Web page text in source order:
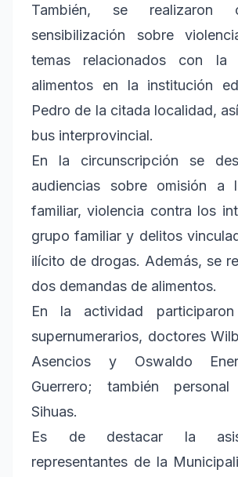
También, se realizaron
sensibilización sobre
temas relacionados con la
alimentos en la institución
Pedro de la citada localidad,
bus interprovincial.
En la circunscripción se
audiencias sobre omisión a
familiar, violencia contra los
grupo familiar y delitos
ilícito de drogas. Además, se
dos demandas de alimentos.
En la actividad
supernumerarios, doctores
Asencios y Oswaldo
Guerrero; también
Sihuas.
Es de destacar la
representantes de la